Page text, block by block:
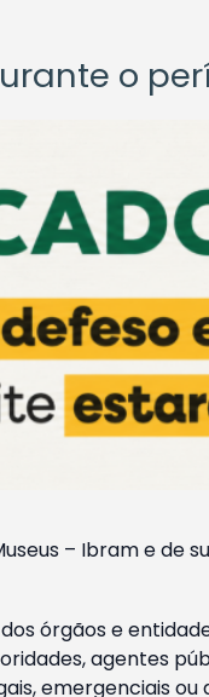
o
– Ibram e de
órgãos e
agentes
emergenciais